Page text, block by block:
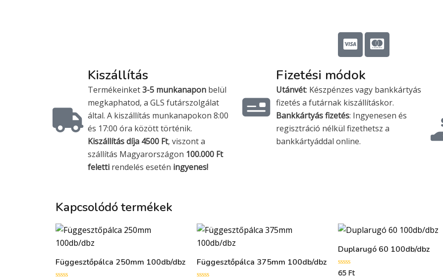
C
c
-
v
i
s
a
C
c
-
a
s
t
e
r
Kiszállítás
Termékeinket3-5 munkanapon belül
megkaphatod, a GLS futárszolgálat
által. A kiszállítás munkanapokon 8:00
és 17:00 óra között történik.
Kiszállítás díja 4500 Ft, viszont a
szállítás Magyarországon 100.000 Ft
feletti rendelés esetén ingyenes!
Fizetési módok
Utánvét: Készpénzes vagy bankkártyás
fizetés a futárnak kiszállításkor.
Bankkártyás fizetés: Ingyenesen és
regisztráció nélkül fizethetsz a
bankkártyáddal online.
Kapcsolódó termékek
Függesztőpálca 250mm 100db/dbz Függesztőpálca 375mm 100db/dbz
Duplarugó 60 100db/dbz
Értékelés:
65 Ft